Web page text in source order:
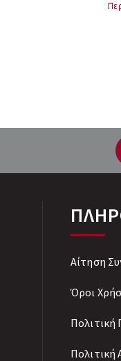
Αίτηση
Όροι
Πολιτική